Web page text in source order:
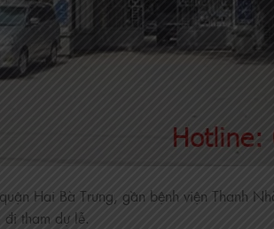
Hai Bà Trưng, gần bệnh viện Thanh
tham dự lễ.